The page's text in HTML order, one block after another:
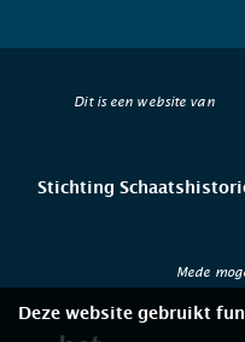
Dit is een website van
Stichting
Mede
Deze website gebruikt